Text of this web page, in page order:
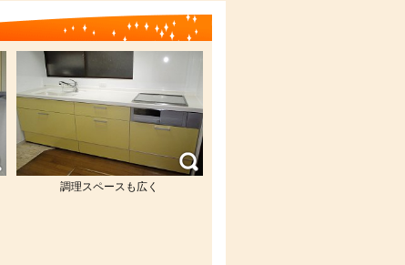
調理スペースも広く